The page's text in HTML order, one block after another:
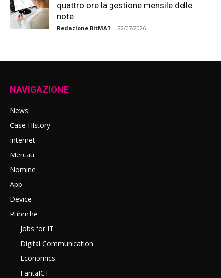
quattro ore la gestione mensile delle
note...
Redazione BitMAT - 22/07/2026
NAVIGAZIONE
News
Case History
Internet
Mercati
Nomine
App
Device
Rubriche
Jobs for IT
Digital Communication
Economics
FantaICT